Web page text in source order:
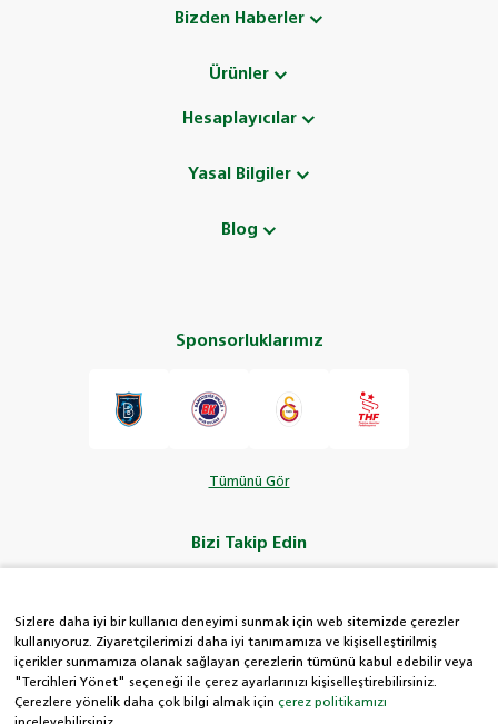
Bizden Haberler
Ürünler
Hesaplayıcılar
Yasal Bilgiler
Blog
Sponsorluklarımız
Tümünü Gör
Bizi Takip Edin
HDI Kolay Hat
Sizlere daha iyi bir kullanıcı deneyimi sunmak için web sitemizde çerezler
kullanıyoruz. Ziyaretçilerimizi daha iyi tanımamıza ve kişiselleştirilmiş
içerikler sunmamıza olanak sağlayan çerezlerin tümünü kabul edebilir veya
"Tercihleri Yönet" seçeneği ile çerez ayarlarınızı kişiselleştirebilirsiniz.
Çerezlere yönelik daha çok bilgi almak içinçerez politikamızı